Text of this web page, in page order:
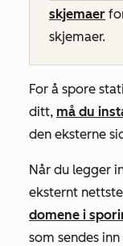
skjemaer
skjemaer.
For å spore
ditt, må du
den eksterne
Når du legger
eksternt
domene i
som sendes